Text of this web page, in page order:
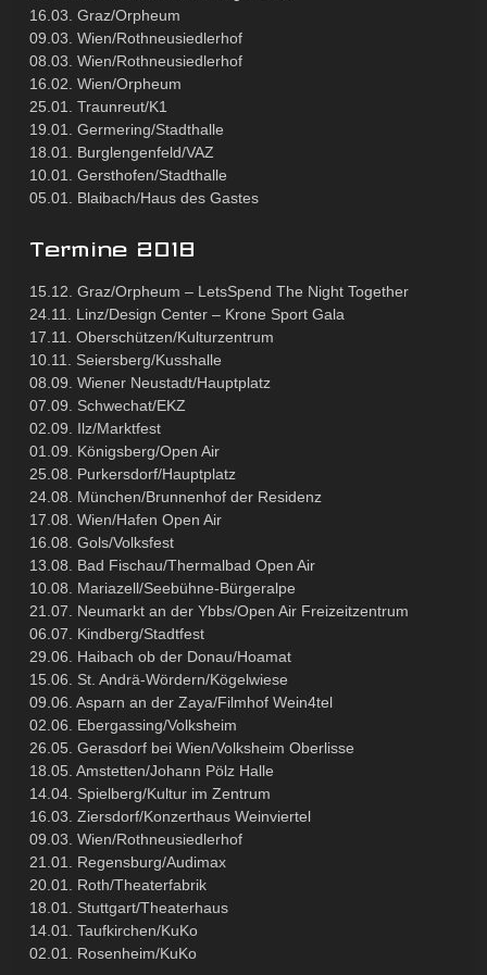
16.03. Graz/Orpheum
09.03. Wien/Rothneusiedlerhof
08.03. Wien/Rothneusiedlerhof
16.02. Wien/Orpheum
25.01. Traunreut/K1
19.01. Germering/Stadthalle
18.01. Burglengenfeld/VAZ
10.01. Gersthofen/Stadthalle
05.01. Blaibach/Haus des Gastes
Termine 2018
15.12. Graz/Orpheum – LetsSpend The Night Together
24.11. Linz/Design Center – Krone Sport Gala
17.11. Oberschützen/Kulturzentrum
10.11. Seiersberg/Kusshalle
08.09. Wiener Neustadt/Hauptplatz
07.09. Schwechat/EKZ
02.09. Ilz/Marktfest
01.09. Königsberg/Open Air
25.08. Purkersdorf/Hauptplatz
24.08. München/Brunnenhof der Residenz
17.08. Wien/Hafen Open Air
16.08. Gols/Volksfest
13.08. Bad Fischau/Thermalbad Open Air
10.08. Mariazell/Seebühne-Bürgeralpe
21.07. Neumarkt an der Ybbs/Open Air Freizeitzentrum
06.07. Kindberg/Stadtfest
29.06. Haibach ob der Donau/Hoamat
15.06. St. Andrä-Wördern/Kögelwiese
09.06. Asparn an der Zaya/Filmhof Wein4tel
02.06. Ebergassing/Volksheim
26.05. Gerasdorf bei Wien/Volksheim Oberlisse
18.05. Amstetten/Johann Pölz Halle
14.04. Spielberg/Kultur im Zentrum
16.03. Ziersdorf/Konzerthaus Weinviertel
09.03. Wien/Rothneusiedlerhof
21.01. Regensburg/Audimax
20.01. Roth/Theaterfabrik
18.01. Stuttgart/Theaterhaus
14.01. Taufkirchen/KuKo
02.01. Rosenheim/KuKo